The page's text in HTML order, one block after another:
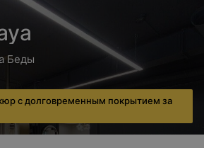
Беды
с долговременным покрытием за